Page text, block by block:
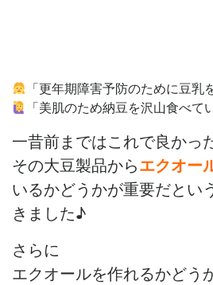
「更年期障害予防のために豆乳
「美肌のため納豆を沢山食べて
一昔前まではこれで良かっ
その大豆製品からエクオー
いるかどうかが重要だとい
きました♪
さらに
エクオールを作れるかどう